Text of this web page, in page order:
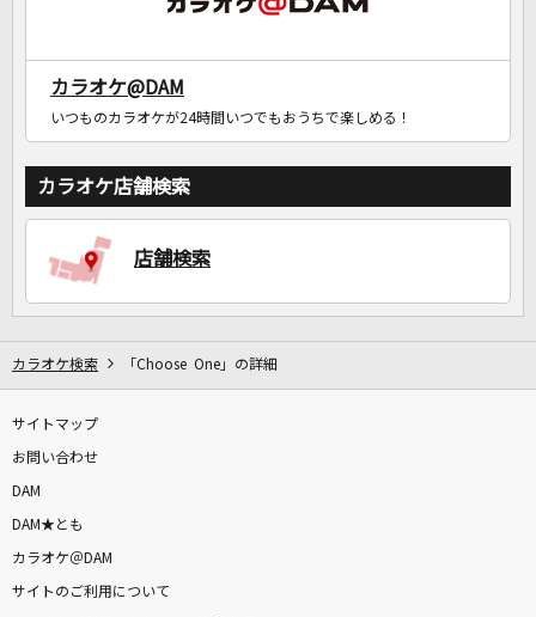
カラオケ@DAM
いつものカラオケが24時間いつでもおうちで楽しめる！
カラオケ店舗検索
店舗検索
カラオケ検索 「Choose One」の詳細
サイトマップ
お問い合わせ
DAM
DAM★とも
カラオケ＠DAM
サイトのご利用について